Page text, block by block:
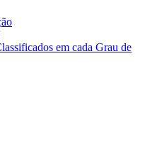
em cada Grau de